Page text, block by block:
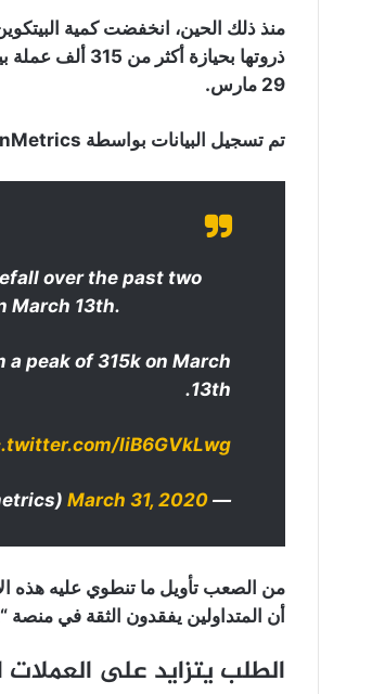
29 مارس.
تم تسجيل البيانات بواسطة CoinMetrics، كما هو موضح أدناه:
over the past two
March 13th.
peak of 315k on March
13th.
liB6GVkLwg
— CoinMetrics.io (@coinmetrics)
March 31, 2020
من الصعب تأويل ما تنطوي عليه هذه
أن المتداولين يفقدون الثقة في منصة “BitMEX” وينسحبون بشكل جماعي من المنصة.
الطلب يتزايد على العملات